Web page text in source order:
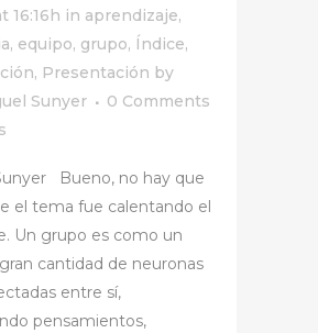
16:16h in aprendizaje,
, equipo, grupo, Índice,
, Presentación by
Sunyer
0 Comments
Bueno, no hay que
el tema fue calentando el
Un grupo es como un
cantidad de neuronas
entre sí,
pensamientos,